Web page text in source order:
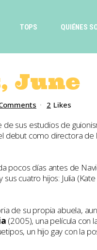
TOPS QUIÉNES
June
2 Likes
sus estudios de
debut como directora de
pocos días antes de
cuatro hijos: Julia
de su propia abuela,
(2005), una película con
un hijo gay con la